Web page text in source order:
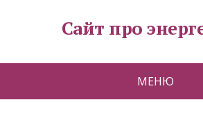
Сайт про
МЕНЮ